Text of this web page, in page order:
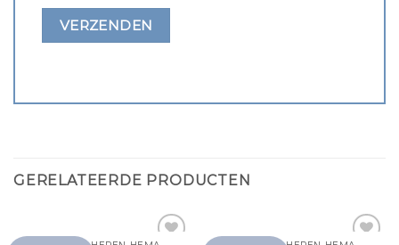
GERELATEERDE PRODUCTEN